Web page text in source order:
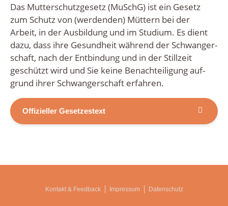
Das Mut­ter­schutz­ge­setz(MuSchG) ist ein Gesetz
zum Schutz von (wer­den­den) Müt­tern bei der
Arbeit, in der Aus­bil­dung und im Stu­di­um. Es dient
dazu, dass ihre Gesund­heit wäh­rend der Schwan­ger­
schaft, nach der Ent­bin­dung und in der Still­zeit
geschützt wird und Sie kei­ne Benach­tei­li­gung auf­
grund ihrer Schwan­ger­schaft erfahren.
Offi­zi­el­ler Geset­zes­text
Kon­takt & Feedback Impres­sum Daten­schutz